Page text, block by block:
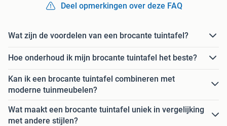
Deel opmerkingen over deze FAQ
Wat zijn de voordelen van een brocante tuintafel?
Hoe onderhoud ik mijn brocante tuintafel het beste?
Kan ik een brocante tuintafel combineren met
moderne tuinmeubelen?
Wat maakt een brocante tuintafel uniek in vergelijking
met andere stijlen?